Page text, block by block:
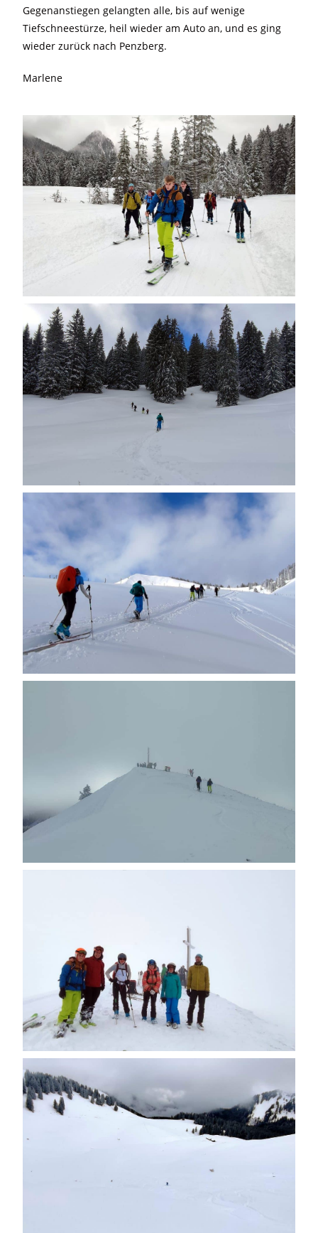
Gegenanstiegen gelangten alle, bis auf wenige
Tiefschneestürze, heil wieder am Auto an, und es ging
wieder zurück nach Penzberg.
Marlene